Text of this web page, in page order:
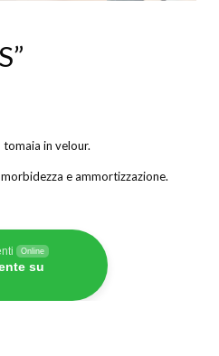
tomaia in velour.
e ammortizzazione.
Online
su